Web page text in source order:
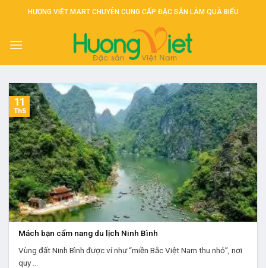
HƯƠNG VIỆT MART CHUYÊN CUNG CẤP ĐẶC SẢN LÀM QUÀ BIẾU
Mách bạn cẩm nang du lịch Ninh Bình
Vùng đất Ninh Bình được ví như “miền Bắc Việt Nam thu nhỏ”, nơi
quy ...
11
Th5